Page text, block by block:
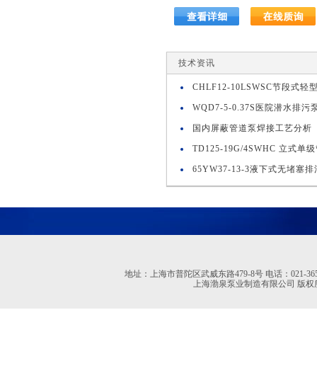
技术资讯
CHLF12-10LSWSC节段式轻
WQD7-5-0.37S医院潜水排污
国内屏蔽管道泵焊接工艺分析
TD125-19G/4SWHC 立式单
65YW37-13-3液下式无堵塞排
地址：上海市普陀区武威东路479-8号 电话：021-
上海渤泉泵业制造有限公司 版